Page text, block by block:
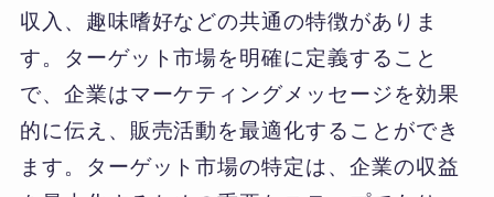
収入、趣味嗜好などの共通の特徴がありま
す。ターゲット市場を明確に定義すること
で、企業はマーケティングメッセージを効果
的に伝え、販売活動を最適化することができ
ます。ターゲット市場の特定は、企業の収益